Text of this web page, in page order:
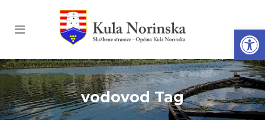
vodovod Tag